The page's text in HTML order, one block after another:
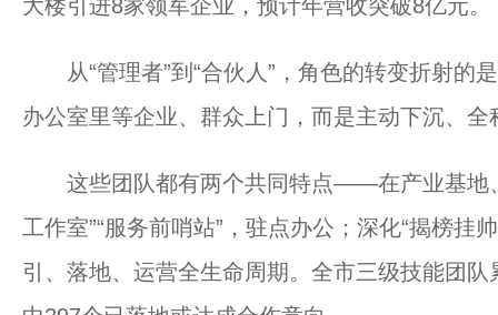
大楼引进8家领军企业，预计年营收突破8亿元。
从“管理者”到“合伙人”，角色的转变折射的
办公室里等企业、群众上门，而是主动下沉、全
这些团队都有两个共同特点——在产业基地
工作室”“服务前哨站”，驻点办公；深化“揭榜挂
引、落地、运营全生命周期。全市三级技能团